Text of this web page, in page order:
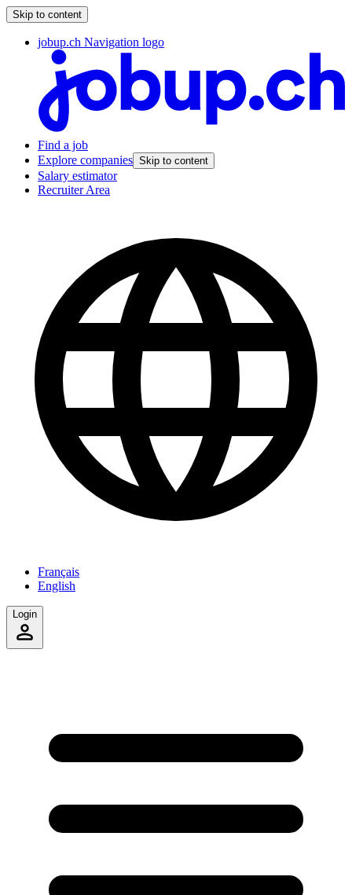
Skip to content
jobup.ch Navigation logo
Find a job
Explore companies Skip to content
Salary estimator
Recruiter Area
Français
English
Login